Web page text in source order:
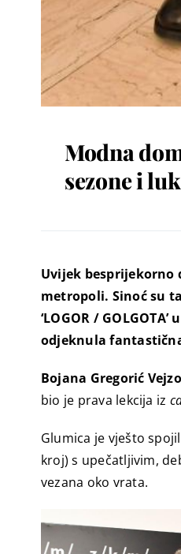
Modna
sezone i
Uvijek besprijekorno
metropoli. Sinoć su
‘LOGOR /
odjeknula
Bojana Gregorić
bio je prava lekcija iz
Glumica je vješto
kroj) s upečatljivim,
vezana oko vrata.